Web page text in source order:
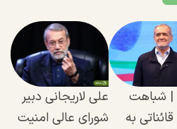
شباهت
به
علی لاریجانی دبیر
شورای عالی امنیت